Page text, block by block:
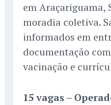
em Araçariguama,
moradia coletiva.
informados em
documentação
vacinação e
15 vagas –